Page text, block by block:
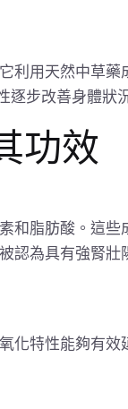
利用天然中草
步改善身體狀
功效
和脂肪酸。這
認為具有強腎
化特性能夠有